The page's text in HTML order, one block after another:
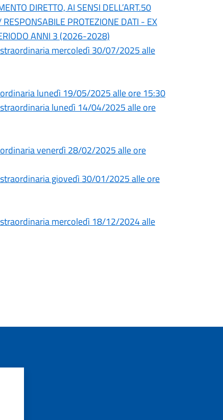
DIRETTO, AI SENSI DELL’ART.50
PROTEZIONE DATI - EX
ANNI 3 (2026-2028)
mercoledì 30/07/2025 alle
lunedì 19/05/2025 alle ore 15:30
lunedì 14/04/2025 alle ore
venerdì 28/02/2025 alle ore
giovedì 30/01/2025 alle ore
mercoledì 18/12/2024 alle